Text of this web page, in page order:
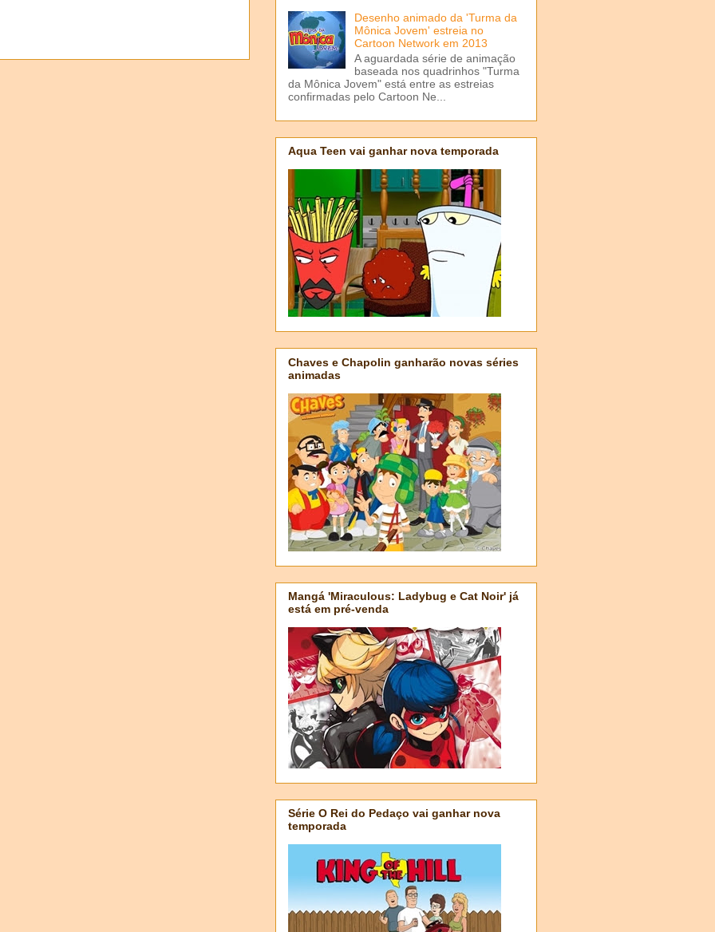
Desenho animado da 'Turma da
Mônica Jovem' estreia no
Cartoon Network em 2013
A aguardada série de animação
baseada nos quadrinhos "Turma
da Mônica Jovem" está entre as estreias
confirmadas pelo Cartoon Ne...
Aqua Teen vai ganhar nova temporada
Chaves e Chapolin ganharão novas séries
animadas
Mangá 'Miraculous: Ladybug e Cat Noir' já
está em pré-venda
Série O Rei do Pedaço vai ganhar nova
temporada